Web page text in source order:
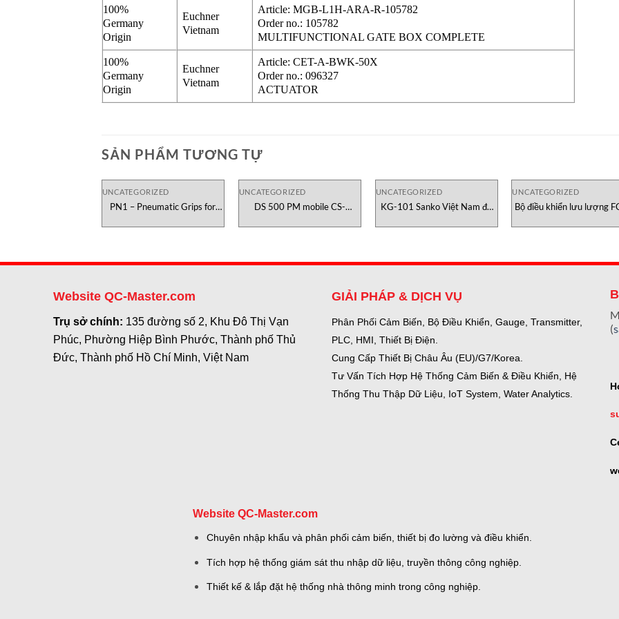
100%
Germany
Origin
Euchner
Vietnam
Article: MGB-L1H-ARA-R-105782
Order no.: 105782
MULTIFUNCTIONAL GATE BOX COMPLETE
100%
Germany
Origin
Euchner
Vietnam
Article: CET-A-BWK-50X
Order no.: 096327
ACTUATOR
SẢN PHẨM TƯƠNG TỰ
UNCATEGORIZED
PN1 – Pneumatic Grips for
UNCATEGORIZED
DS 500 PM mobile CS-
UNCATEGORIZED
KG-101 Sanko Việt Nam đo
UNCATEGORIZED
Bộ điều khiển lưu lượng
Website QC-Master.com
Trụ sở chính: 135 đường số 2, Khu Đô Thị Vạn
Phúc, Phường Hiệp Bình Phước, Thành phố Thủ
Đức, Thành phố Hồ Chí Minh, Việt Nam
GIẢI PHÁP & DỊCH VỤ
Phân Phối Cảm Biến, Bộ Điều Khiển, Gauge, Transmitter,
PLC, HMI, Thiết Bị Điện.
Cung Cấp Thiết Bị Châu Âu (EU)/G7/Korea.
Tư Vấn Tích Hợp Hệ Thống Cảm Biến & Điều Khiển, Hệ
Thống Thu Thập Dữ Liệu, IoT System, Water Analytics.
(
Website QC-Master.com
Chuyên nhập khẩu và phân phối cảm biến, thiết bị đo lường và điều khiển.
Tích hợp hệ thống giám sát thu nhập dữ liệu, truyền thông công nghiệp.
Thiết kế & lắp đặt hệ thống nhà thông minh trong công nghiệp.